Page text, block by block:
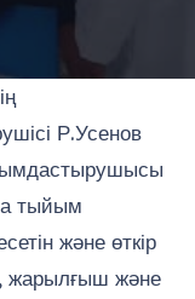
Р.Усенов
тыйым
және өткір
жарылғыш және